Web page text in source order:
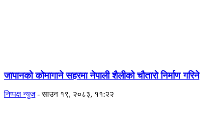
जापानको कोमागाने सहरमा नेपाली शैलीको चौतारो निर्माण गरिने
निष्पक्ष न्युज - साउन १९, २०८३, ११:२२